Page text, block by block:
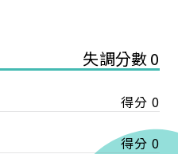
失調分數 0
得分 0
得分 0
健康培訓暨發展協會
東路分行